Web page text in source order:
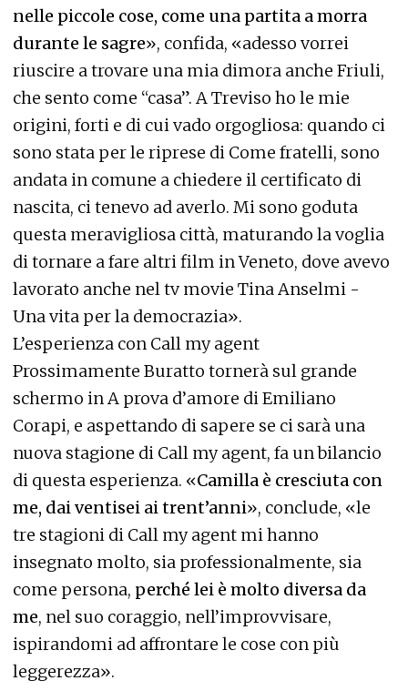
nelle piccole cose, come una partita a morra
durante le sagre», confida, «adesso vorrei
riuscire a trovare una mia dimora anche Friuli,
che sento come “casa”. A Treviso ho le mie
origini, forti e di cui vado orgogliosa: quando ci
sono stata per le riprese di Come fratelli, sono
andata in comune a chiedere il certificato di
nascita, ci tenevo ad averlo. Mi sono goduta
questa meravigliosa città, maturando la voglia
di tornare a fare altri film in Veneto, dove avevo
lavorato anche nel tv movie Tina Anselmi -
Una vita per la democrazia».
L’esperienza con Call my agent
Prossimamente Buratto tornerà sul grande
schermo in A prova d’amore di Emiliano
Corapi, e aspettando di sapere se ci sarà una
nuova stagione di Call my agent, fa un bilancio
di questa esperienza. «Camilla è cresciuta con
me, dai ventisei ai trent’anni», conclude, «le
tre stagioni di Call my agent mi hanno
insegnato molto, sia professionalmente, sia
come persona, perché lei è molto diversa da
me, nel suo coraggio, nell’improvvisare,
ispirandomi ad affrontare le cose con più
leggerezza».